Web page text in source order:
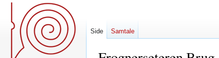
Side Samtale